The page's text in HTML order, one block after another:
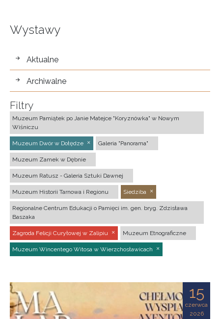
Wystawy
wystawy
Aktualne
Archiwalne
Filtry
Muzeum Pamiątek po Janie Matejce "Koryznówka" w Nowym
Wiśniczu
Muzeum Dwór w Dołędze Galeria "Panorama"
Muzeum Zamek w Dębnie
Muzeum Ratusz - Galeria Sztuki Dawnej
Muzeum Historii Tarnowa i Regionu Siedziba
Regionalne Centrum Edukacji o Pamięci im. gen. bryg. Zdzisława
Baszaka
Zagroda Felicji Curyłowej w Zalipiu Muzeum Etnograficzne
Muzeum Wincentego Witosa w Wierzchosławicach
15
czerwca
2026